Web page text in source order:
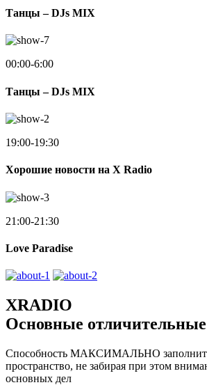
Танцы – DJs MIX
00:00-6:00
Танцы – DJs MIX
19:00-19:30
Хорошие новости на X Radio
21:00-21:30
Love Paradise
XRADIO
Основные
Способность МАКСИМАЛЬНО
пространство, не забирая при этом
основных дел